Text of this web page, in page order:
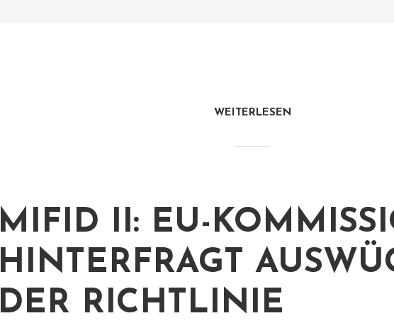
WEITERLESEN
MIFID II: EU-
HINTERFRAGT
DER RICHTLINIE